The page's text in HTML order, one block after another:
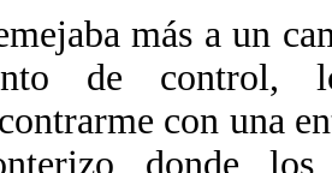
más a un
de control,
con una
donde los